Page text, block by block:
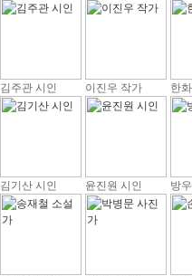
김주관 시인 이진우 작가 한
김기산 시인 윤진원 시인 방